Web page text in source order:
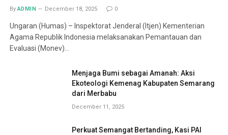
By ADMIN December 18, 2025 0
Ungaran (Humas) – Inspektorat Jenderal (Itjen) Kementerian
Agama Republik Indonesia melaksanakan Pemantauan dan
Evaluasi (Monev)…
Menjaga Bumi sebagai Amanah: Aksi
Ekoteologi Kemenag Kabupaten Semarang
dari Merbabu
December 11, 2025
Perkuat Semangat Bertanding, Kasi PAI